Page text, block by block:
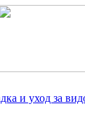
и уход за